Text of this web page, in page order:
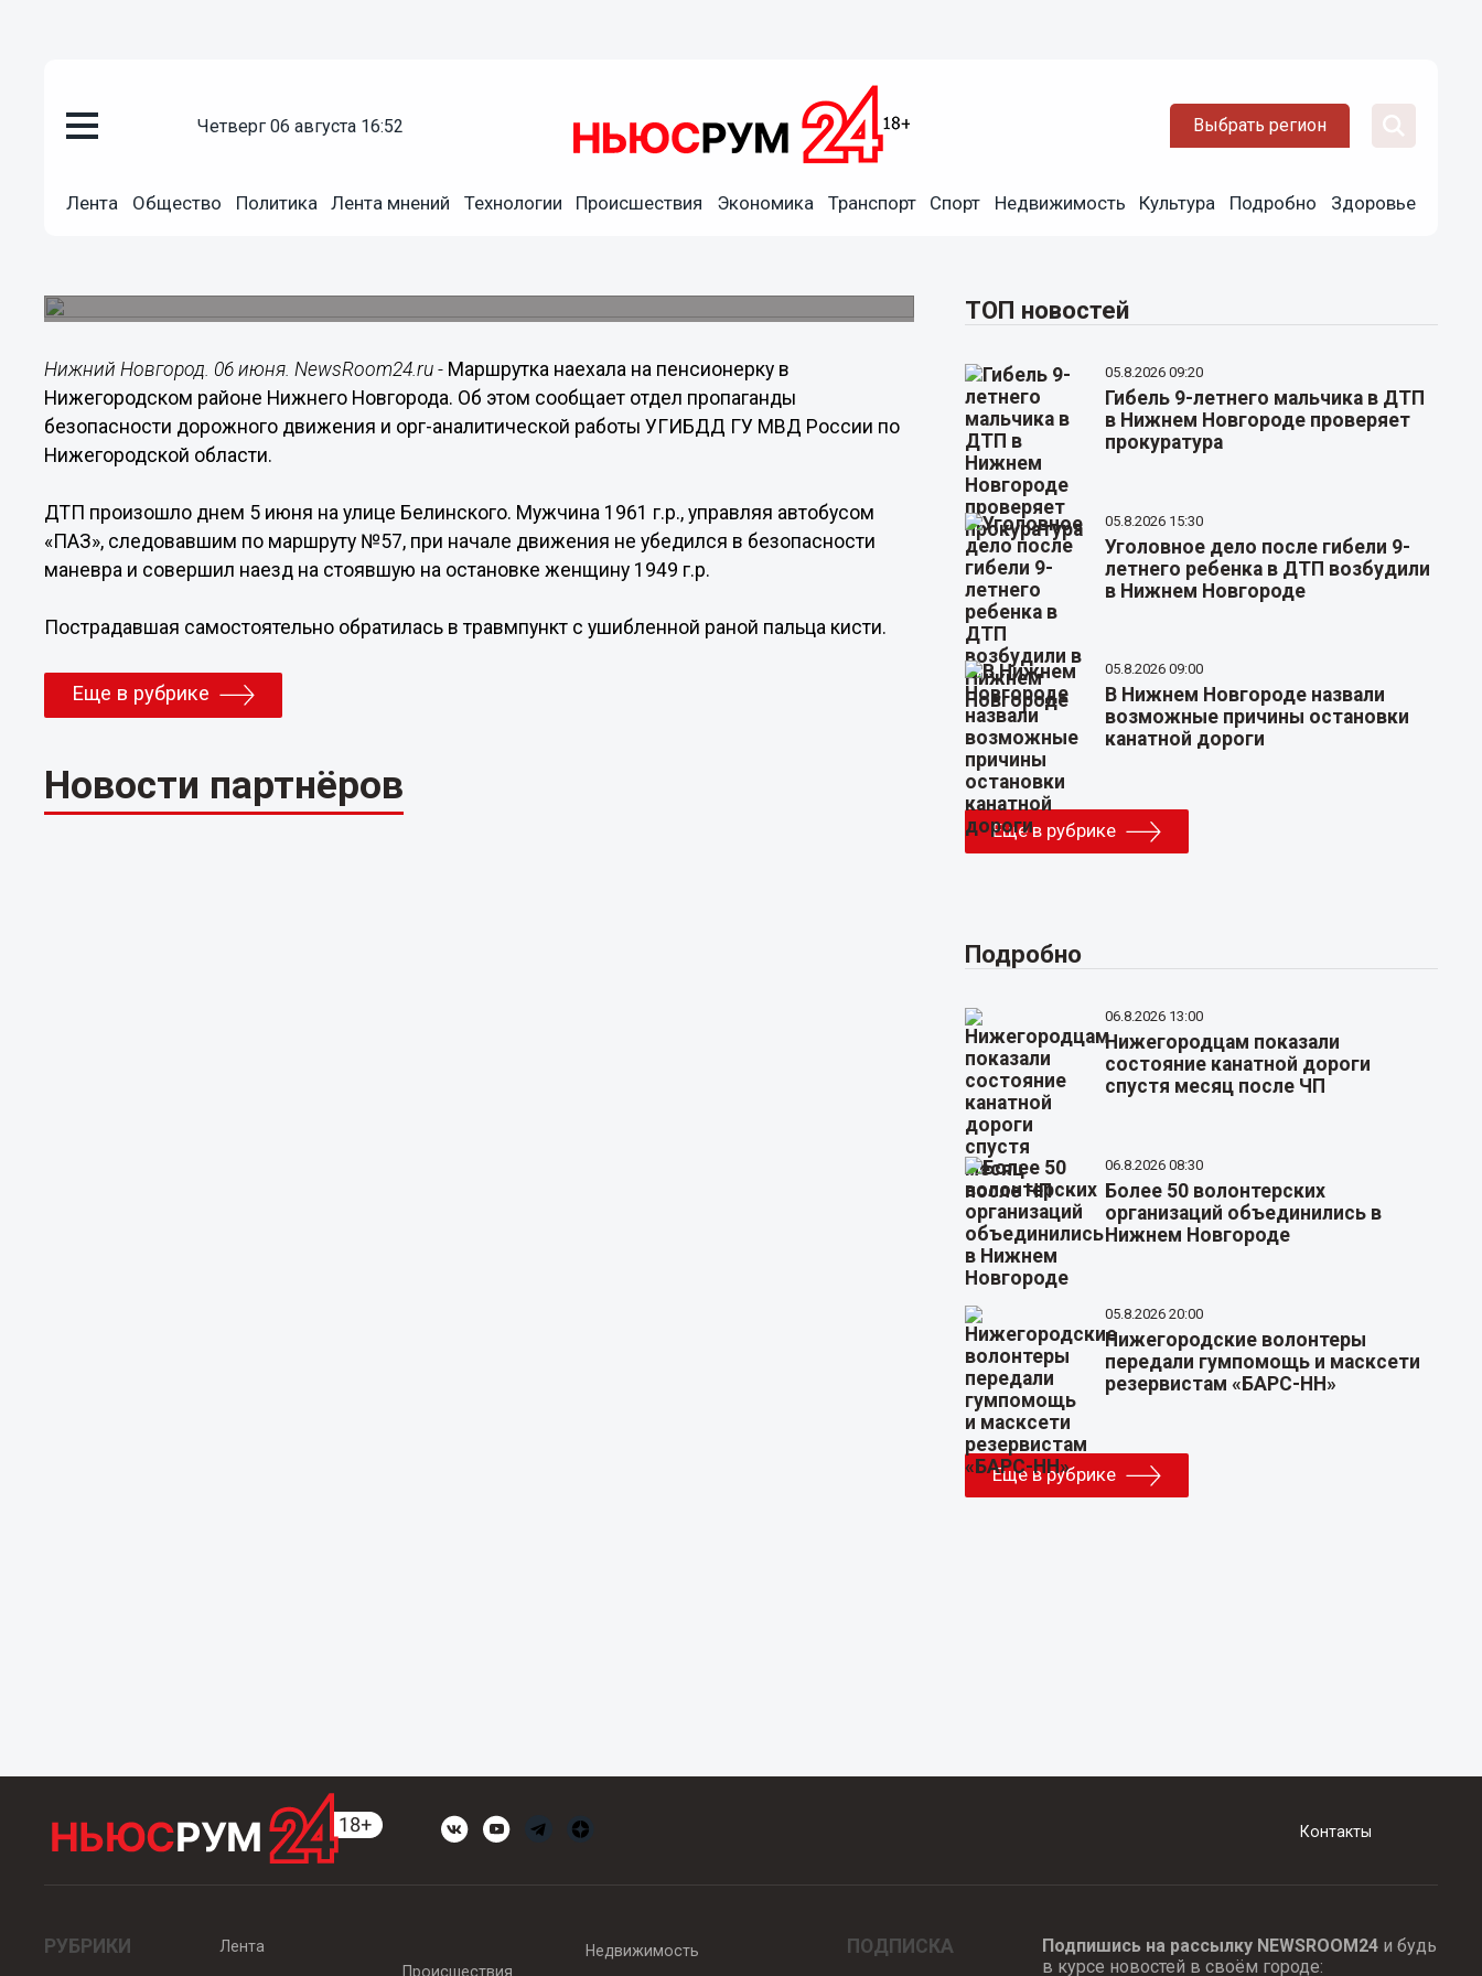
четверг 06 августа 16:52 Выбрать регион
Лента Общество Политика Лента мнений Технологии Происшествия Экономика Транспорт Спорт Недвижимость Культура Подробно Здоровье
06.06.201616:46
Нижний Новгород. 06 июня. NewsRoom24.ru - Маршрутка наехала на пенсионерку в
Нижегородском районе Нижнего Новгорода. Об этом сообщает отдел пропаганды
безопасности дорожного движения и орг-аналитической работы УГИБДД ГУ МВД России по
Нижегородской области.
ДТП произошло днем 5 июня на улице Белинского. Мужчина 1961 г.р., управляя автобусом
«ПАЗ», следовавшим по маршруту №57, при начале движения не убедился в безопасности
маневра и совершил наезд на стоявшую на остановке женщину 1949 г.р.
Пострадавшая самостоятельно обратилась в травмпункт с ушибленной раной пальца кисти.
Еще в рубрике
Новости партнёров
ТОП новостей
05.8.2026 09:20
Гибель 9-летнего мальчика в ДТП
в Нижнем Новгороде проверяет
прокуратура
05.8.2026 15:30
Уголовное дело после гибели 9-
летнего ребенка в ДТП возбудили
в Нижнем Новгороде
05.8.2026 09:00
В Нижнем Новгороде назвали
возможные причины остановки
канатной дороги
Еще в рубрике
Подробно
06.8.2026 13:00
Нижегородцам показали
состояние канатной дороги
спустя месяц после ЧП
06.8.2026 08:30
Более 50 волонтерских
организаций объединились в
Нижнем Новгороде
05.8.2026 20:00
Нижегородские волонтеры
передали гумпомощь и масксети
резервистам «БАРС-НН»
Еще в рубрике
Контакты
РУБРИКИ
Лента
Происшествия
Недвижимость ПОДПИСКА Подпишись на рассылку NEWSROOM24и будь
в курсе новостей в своём городе: